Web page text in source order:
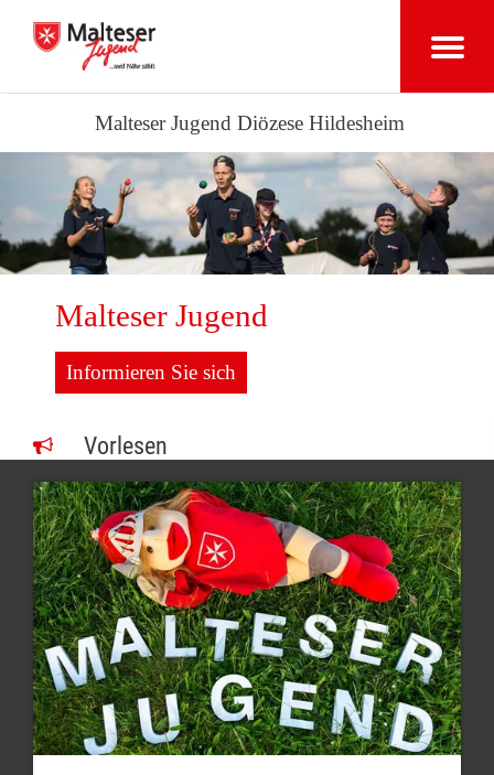
Malteser Jugend Diözese Hildesheim
Malteser Jugend
Informieren Sie sich
Vorlesen